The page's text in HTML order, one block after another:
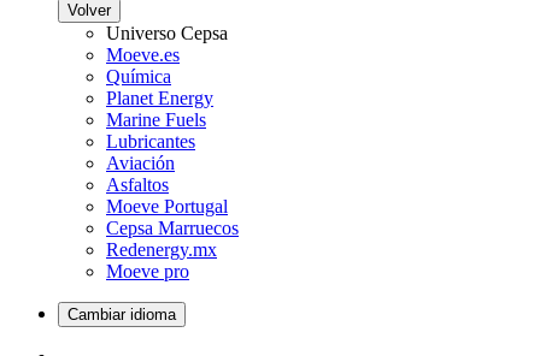
Volver
Universo Cepsa
Moeve.es
Química
Planet Energy
Marine Fuels
Lubricantes
Aviación
Asfaltos
Moeve Portugal
Cepsa Marruecos
Redenergy.mx
Moeve pro
Cambiar idioma